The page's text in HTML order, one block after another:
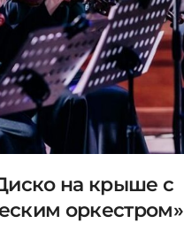
на крыше с
оркестром»